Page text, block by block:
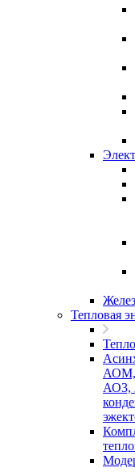
Тепловая
АОМ,
АО3,